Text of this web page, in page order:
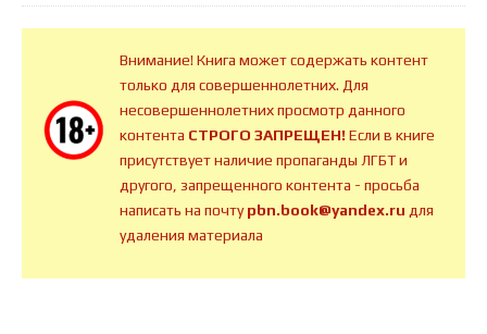
Внимание! Книга может содержать контент
только для совершеннолетних. Для
несовершеннолетних просмотр данного
контента СТРОГО ЗАПРЕЩЕН!Если в книге
присутствует наличие пропаганды ЛГБТ и
другого, запрещенного контента - просьба
написать на почтуpbn.book@yandex.ru для
удаления материала